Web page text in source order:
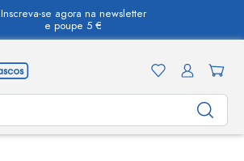
Inscreva-se agora na newsletter
e poupe 5 €